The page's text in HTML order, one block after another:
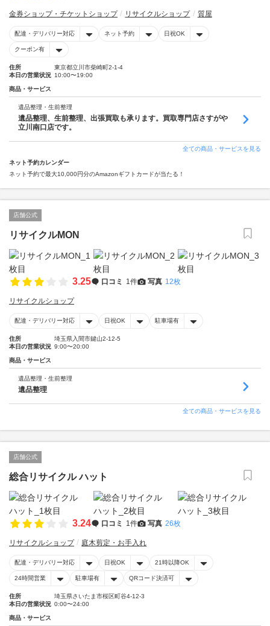
金券ショップ・チケットショップ リサイクルショップ 質屋
配達・デリバリー対応 ネット予約 日祝OK
クーポン有
住所
東京都立川市柴崎町2-1-4
本日の営業状況 10:00〜19:00
商品・サービス
遺品整理・生前整理
遺品整理、生前整理、出張買取も承ります。買取専門店さすがや
立川南口店です。
全ての商品・サービスを見る
ネット予約カレンダー
ネット予約で最大10,000円分のAmazonギフトカードが当たる！
店舗公式
リサイクルMON
3.25 口コミ 1件 写真 12枚
リサイクルショップ
配達・デリバリー対応 日祝OK 駐車場有
住所
埼玉県入間市鍵山2-12-5
本日の営業状況 9:00〜20:00
商品・サービス
遺品整理・生前整理
遺品整理
全ての商品・サービスを見る
店舗公式
総合リサイクル ハット
3.24 口コミ 1件 写真 26枚
リサイクルショップ 庭木剪定・お手入れ
配達・デリバリー対応 日祝OK 21時以降OK
24時間営業 駐車場有 QRコード決済可
住所
埼玉県さいたま市桜区町谷4-12-3
本日の営業状況 0:00〜24:00
商品・サービス